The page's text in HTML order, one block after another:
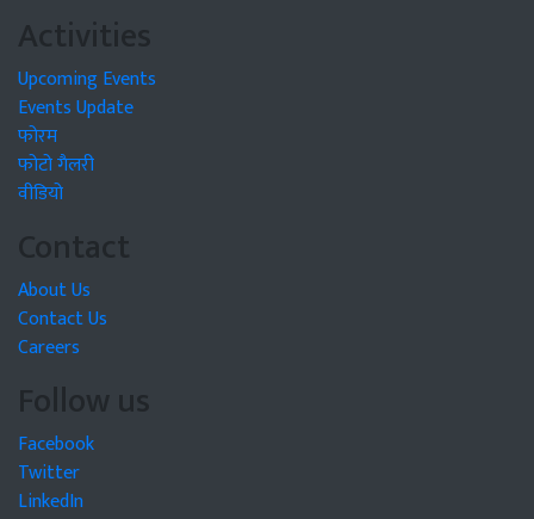
Activities
Upcoming Events
Events Update
फोरम
फोटो गैलरी
वीडियो
Contact
About Us
Contact Us
Careers
Follow us
Facebook
Twitter
LinkedIn